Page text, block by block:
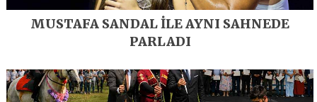
MUSTAFA SANDAL İLE AYNI SAHNEDE
PARLADI